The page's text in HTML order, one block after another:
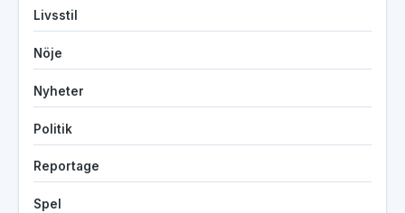
Livsstil
Nöje
Nyheter
Politik
Reportage
Spel